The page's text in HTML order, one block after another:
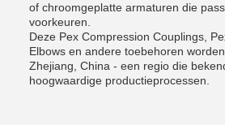
of chroomgeplatte armaturen die
voorkeuren.
Deze Pex Compression Couplings,
Elbows en andere toebehoren
Zhejiang, China - een regio die
hoogwaardige productieprocessen.